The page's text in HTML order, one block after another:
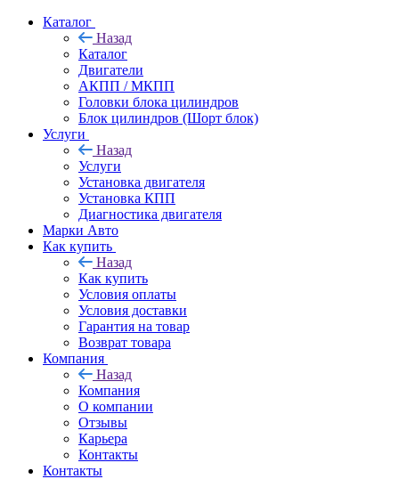
Каталог
Назад
Каталог
Двигатели
АКПП / МКПП
Головки блока цилиндров
Блок цилиндров (Шорт блок)
Услуги
Назад
Услуги
Установка двигателя
Установка КПП
Диагностика двигателя
Марки Авто
Как купить
Назад
Как купить
Условия оплаты
Условия доставки
Гарантия на товар
Возврат товара
Компания
Назад
Компания
О компании
Отзывы
Карьера
Контакты
Контакты